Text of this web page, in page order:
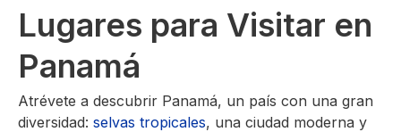
Lugares para Visitar en
Panamá
Atrévete a descubrir Panamá, un país con una gran
diversidad: selvas tropicales, una ciudad moderna y